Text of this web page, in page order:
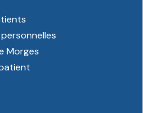
Morges